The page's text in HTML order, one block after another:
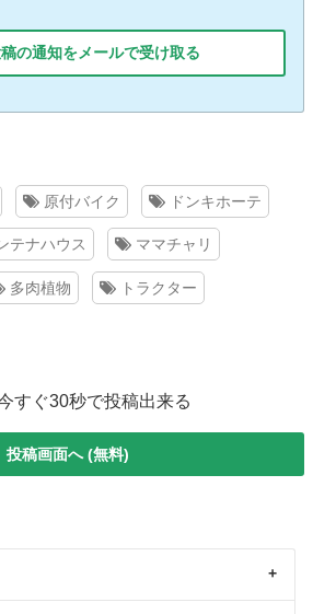
の通知をメールで受け取る
原付バイク ドンキホーテ
テナハウス ママチャリ
多肉植物 トラクター
すぐ30秒で投稿出来る
投稿画面へ (無料)